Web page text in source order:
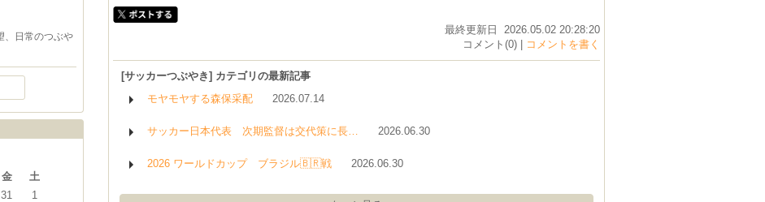
、日常のつぶや
金
土
31 1
最終更新日 2026.05.02 20:28:20
コメント(0) |
コメントを書く
[サッカーつぶやき] カテゴリの最新記事
モヤモヤする森保采配
2026.07.14
サッカー日本代表 次期監督は交代策に長… 2026.06.30
2026 ワールドカップ ブラジル🇧🇷戦 2026.06.30